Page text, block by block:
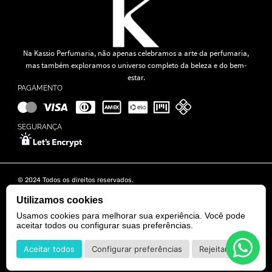
Na Kassio Perfumaria, não apenas celebramos a arte da perfumaria,
mas também exploramos o universo completo da beleza e do bem-
estar.
PAGAMENTO
SEGURANÇA
© 2024 Todos os direitos reservados.
Rua Tapajós n° 481- Edifício B&B Business - 7° Andar - Vila Brasília -
POWERED BY DEVELOPED BY
Utilizamos cookies
Usamos cookies para melhorar sua experiência. Você pode
aceitar todos ou configurar suas preferências.
Aceitar todos Configurar preferências Rejeitar